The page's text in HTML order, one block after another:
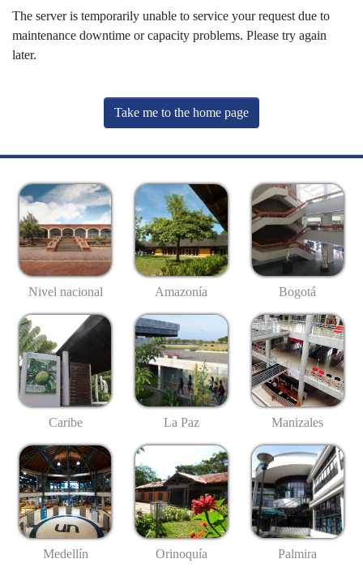
The server is temporarily unable to service your request due to
maintenance downtime or capacity problems. Please try again
later.
Take me to the home page
Nivel nacional Amazonía Bogotá
Caribe La Paz Manizales
Medellín Orinoquía Palmira